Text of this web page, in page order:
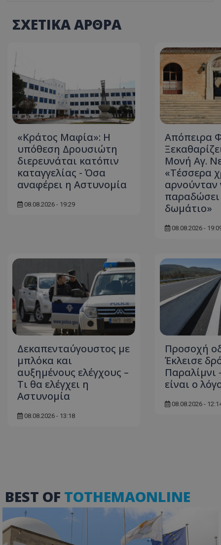
ΣΧΕΤΙΚΑ ΑΡΘΡΑ
«Κράτος Μαφία»: Η
υπόθεση Δρουσιώτη
διερευνάται κατόπιν
καταγγελίας - Όσα
αναφέρει η Αστυνομία
08.08.2026 - 19:29
Απόπειρα
Μονή Αγ.
«Τέσσερα
αρνούνταν
παραδώσει
δωμάτιο»
08.08.2026 -
Δεκαπενταύγουστος με
μπλόκα και
αυξημένους ελέγχους –
Τι θα ελέγχει η
Αστυνομία
08.08.2026 - 13:18
Προσοχή
Έκλεισε
Παραλίμνι
είναι ο
08.08.2026 -
BEST OF TOTHEMAONLINE
Ονοματεπώνυμο
usprivacy
__cf_bm
__cf_bm
ASP.NET_SessionId